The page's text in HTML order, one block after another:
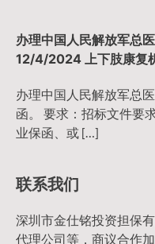
办理中国人民解放军总
12/4/2024 上下肢康
办理中国人民解放军总
函。 要求：招标文件要
业保函、或 […]
联系我们
深圳市金仕铭投资担保
代理公司等，商议合作